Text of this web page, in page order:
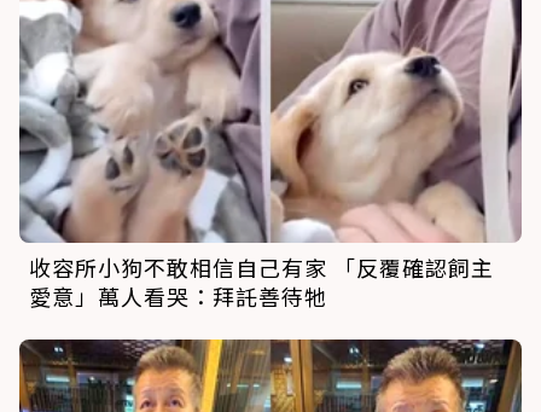
收容所小狗不敢相信自己有家 「反覆確認飼主
愛意」萬人看哭：拜託善待牠